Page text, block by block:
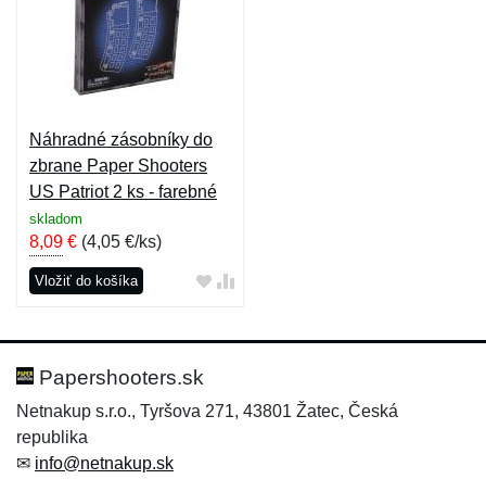
Náhradné zásobníky do
zbrane Paper Shooters
US Patriot 2 ks - farebné
skladom
8,09 € (4,05 €/ks)
Vložiť do košíka
Papershooters.sk
Netnakup s.r.o., Tyršova 271, 43801 Žatec, Česká
republika
✉ info@netnakup.sk